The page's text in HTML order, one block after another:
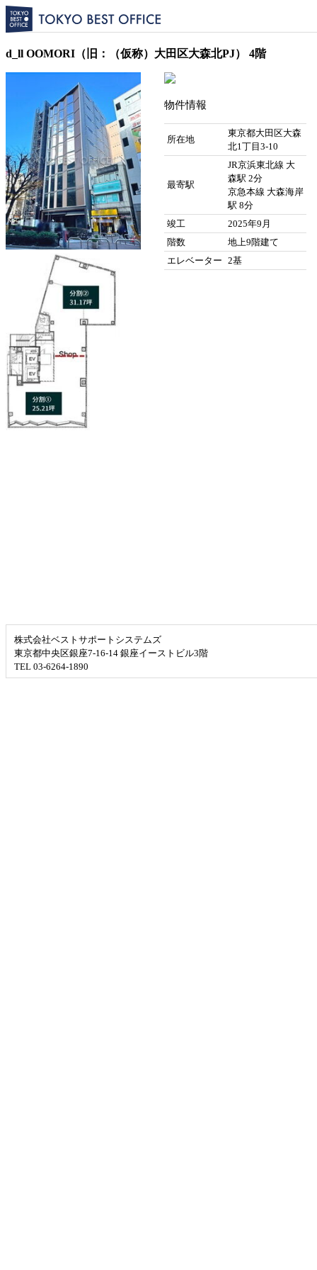
d_ll OOMORI（旧：（仮称）大田区大森北PJ） 4階
物件情報
所在地
東京都大田区大森
北1丁目3-10
最寄駅
JR京浜東北線 大
森駅 2分
京急本線 大森海岸
駅 8分
竣工
2025年9月
階数
地上9階建て
エレベーター 2基
株式会社ベストサポートシステムズ
東京都中央区銀座7-16-14 銀座イーストビル3階
TEL 03-6264-1890